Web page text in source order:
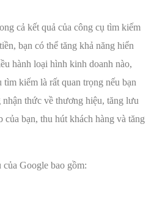
cả kết quả của công cụ tìm kiếm
bạn có thể tăng khả năng hiển
hành loại hình kinh doanh nào,
kiếm là rất quan trọng nếu bạn
thức về thương hiệu, tăng lưu
bạn, thu hút khách hàng và tăng
của Google bao gồm: